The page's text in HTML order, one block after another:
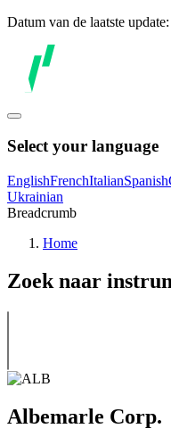
Datum van de laatste
Select your language
EnglishFrenchItalianSpanish
Ukrainian
Breadcrumb
Home
Zoek naar
Albemarle Corp.